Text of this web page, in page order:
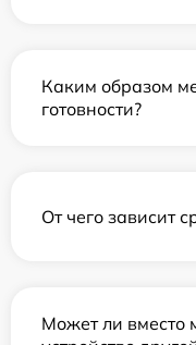
Каким образом
готовности?
От чего зависит
Может ли вместо